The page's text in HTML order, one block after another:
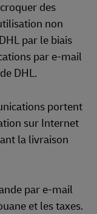
des
non
par le biais
par e-mail
DHL.
portent
sur Internet
la livraison
par e-mail
et les taxes.